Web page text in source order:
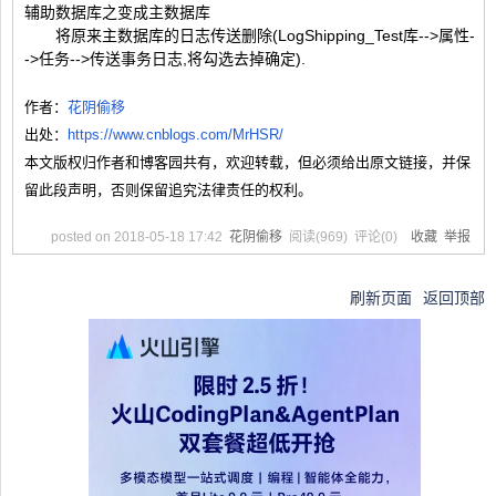
辅助数据库之变成主数据库
将原来主数据库的日志传送删除(LogShipping_Test库-->属性-
->任务-->传送事务日志,将勾选去掉确定).
作者： 花阴偷移
出处：
https://www.cnblogs.com/MrHSR/
本文版权归作者和博客园共有，欢迎转载，但必须给出原文链接，并保
留此段声明，否则保留追究法律责任的权利。
posted on 2018-05-18 17:42 花阴偷移阅读(969) 评论(0) 收藏 举报
刷新页面 返回顶部